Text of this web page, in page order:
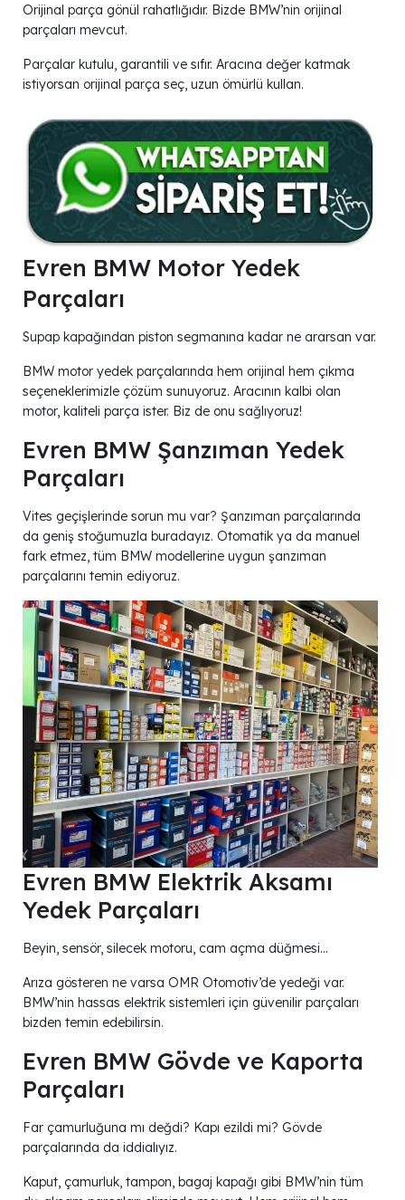
Orijinal parça gönül rahatlığıdır. Bizde BMW’nin orijinal
parçaları mevcut.
Parçalar kutulu, garantili ve sıfır. Aracına değer katmak
istiyorsan orijinal parça seç, uzun ömürlü kullan.
Evren BMW Motor Yedek
Parçaları
Supap kapağından piston segmanına kadar ne ararsan var.
BMW motor yedek parçalarında hem orijinal hem çıkma
seçeneklerimizle çözüm sunuyoruz. Aracının kalbi olan
motor, kaliteli parça ister. Biz de onu sağlıyoruz!
Evren BMW Şanzıman Yedek
Parçaları
Vites geçişlerinde sorun mu var? Şanzıman parçalarında
da geniş stoğumuzla buradayız. Otomatik ya da manuel
fark etmez, tüm BMW modellerine uygun şanzıman
parçalarını temin ediyoruz.
Evren BMW Elektrik Aksamı
Yedek Parçaları
Beyin, sensör, silecek motoru, cam açma düğmesi…
Arıza gösteren ne varsa OMR Otomotiv’de yedeği var.
BMW’nin hassas elektrik sistemleri için güvenilir parçaları
bizden temin edebilirsin.
Evren BMW Gövde ve Kaporta
Parçaları
Far çamurluğuna mı değdi? Kapı ezildi mi? Gövde
parçalarında da iddialıyız.
Kaput, çamurluk, tampon, bagaj kapağı gibi BMW’nin tüm